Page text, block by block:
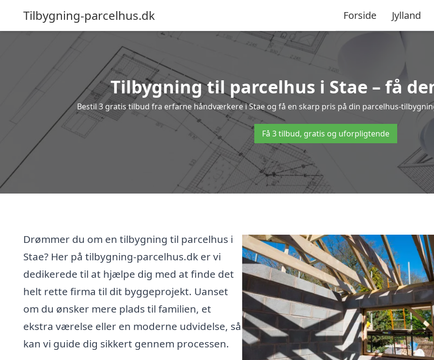
Tilbygning-parcelhus.dk Forside Jylland
Tilbygning til parcelhus i Stae – få
Bestil 3 gratis tilbud fra erfarne håndværkere i Stae og få en skarp pris på din parcelhus-
Få 3 tilbud, gratis og uforpligtende
Drømmer du om en tilbygning til parcelhus i
Stae? Her på tilbygning-parcelhus.dk er vi
dedikerede til at hjælpe dig med at finde det
helt rette firma til dit byggeprojekt. Uanset
om du ønsker mere plads til familien, et
ekstra værelse eller en moderne udvidelse, så
kan vi guide dig sikkert gennem processen.